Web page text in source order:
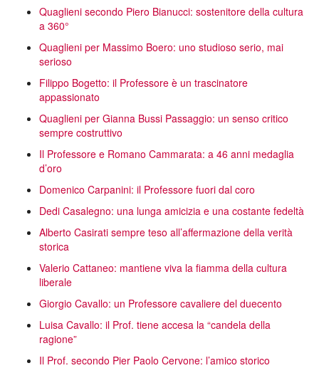
Quaglieni secondo Piero Bianucci: sostenitore della cultura
a 360°
Quaglieni per Massimo Boero: uno studioso serio, mai
serioso
Filippo Bogetto: il Professore è un trascinatore
appassionato
Quaglieni per Gianna Bussi Passaggio: un senso critico
sempre costruttivo
Il Professore e Romano Cammarata: a 46 anni medaglia
d’oro
Domenico Carpanini: il Professore fuori dal coro
Dedi Casalegno: una lunga amicizia e una costante fedeltà
Alberto Casirati sempre teso all’affermazione della verità
storica
Valerio Cattaneo: mantiene viva la fiamma della cultura
liberale
Giorgio Cavallo: un Professore cavaliere del duecento
Luisa Cavallo: il Prof. tiene accesa la “candela della
ragione”
Il Prof. secondo Pier Paolo Cervone: l’amico storico